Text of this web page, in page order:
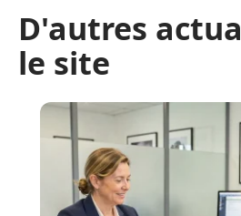
D'autres
le site